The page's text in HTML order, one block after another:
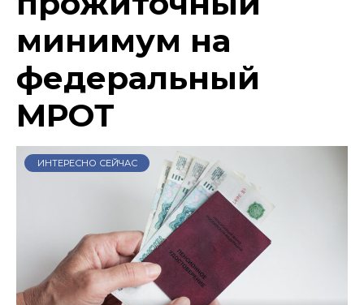
минимум на
федеральный
МРОТ
ИНТЕРЕСНО СЕЙЧАС